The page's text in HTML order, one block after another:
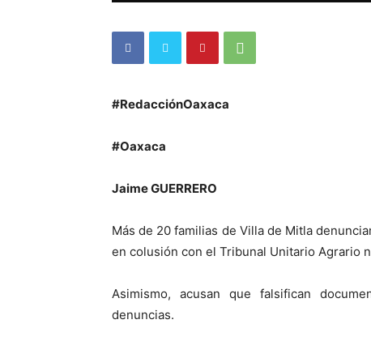
#RedacciónOaxaca
#Oaxaca
Jaime GUERRERO
Más de 20 familias de Villa de Mitla
en colusión con el Tribunal Unitario Agrario
Asimismo, acusan que falsifican
denuncias.